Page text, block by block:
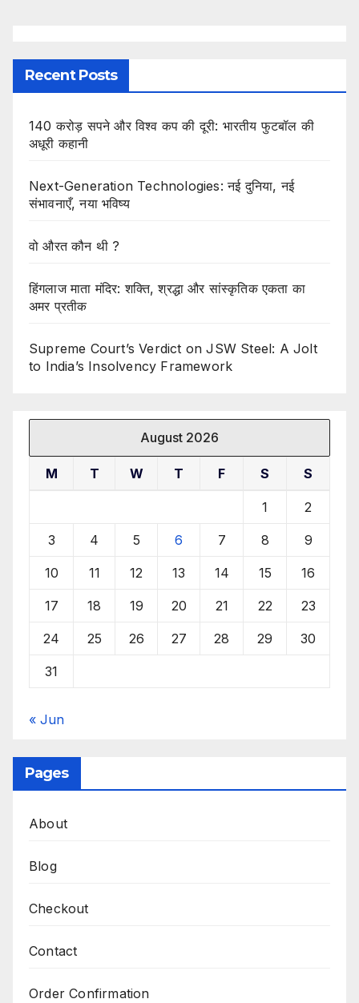
Recent Posts
140 करोड़ सपने और विश्व कप की दूरी: भारतीय फुटबॉल की
अधूरी कहानी
Next-Generation Technologies: नई दुनिया, नई
संभावनाएँ, नया भविष्य
वो औरत कौन थी ?
हिंगलाज माता मंदिर: शक्ति, श्रद्धा और सांस्कृतिक एकता का
अमर प्रतीक
Supreme Court’s Verdict on JSW Steel: A Jolt
to India’s Insolvency Framework
August 2026
M T W T F S S
1 2
3 4 5 6 7 8 9
10 11 12 13 14 15 16
17 18 19 20 21 22 23
24 25 26 27 28 29 30
31
« Jun
Pages
About
Blog
Checkout
Contact
Order Confirmation